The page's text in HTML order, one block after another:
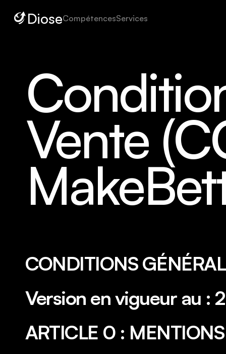
DioseCompétencesServices
Vente
CONDITIONS
Version en vigueur
ARTICLE 0 :